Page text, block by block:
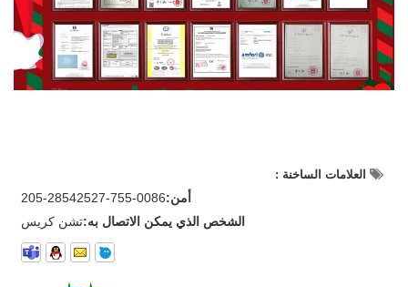
العلامات الساخنة :
أمن:0086-755-28542527-205
الشخص الذي يمكن الاتصال به:تشن كريس